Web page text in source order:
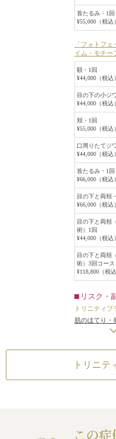
って、ツル
た。
首たるみ・1回
¥55,000（税込）
「フォトフ
イム・モチー
額・1回
¥44,000（税込）
目の下の小ジ
¥44,000（税込）
頬・1回
¥55,000（税込）
口周りたてジ
¥44,000（税込）
首たるみ・1回
¥66,000（税込）
目の下と両頬
¥66,000（税込）
目の下と両頬
術）1回
¥44,000（税込）
目の下と両頬
術）3回コース
¥118,800（税込
リスク・
トリニティプ
肌のほてり・
方・敏感肌の
トリニテ
この